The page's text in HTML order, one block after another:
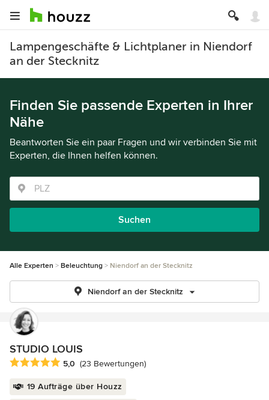
Lampengeschäfte & Lichtplaner in Niendorf
an der Stecknitz
Finden Sie passende Experten in Ihrer
Nähe
Beantworten Sie ein paar Fragen und wir verbinden Sie mit
Experten, die Ihnen helfen können.
Suchen
Alle Experten Beleuchtung Niendorf an der Stecknitz
Niendorf an der Stecknitz
STUDIO LOUIS
Durchschnittliche Bewertung: 5 von 5 Sternen
5,0 (23 Bewertungen)
19 Aufträge über Houzz